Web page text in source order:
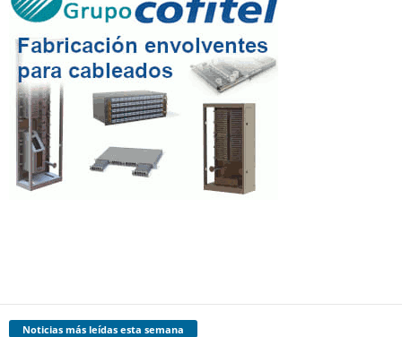
Noticias más leídas esta semana